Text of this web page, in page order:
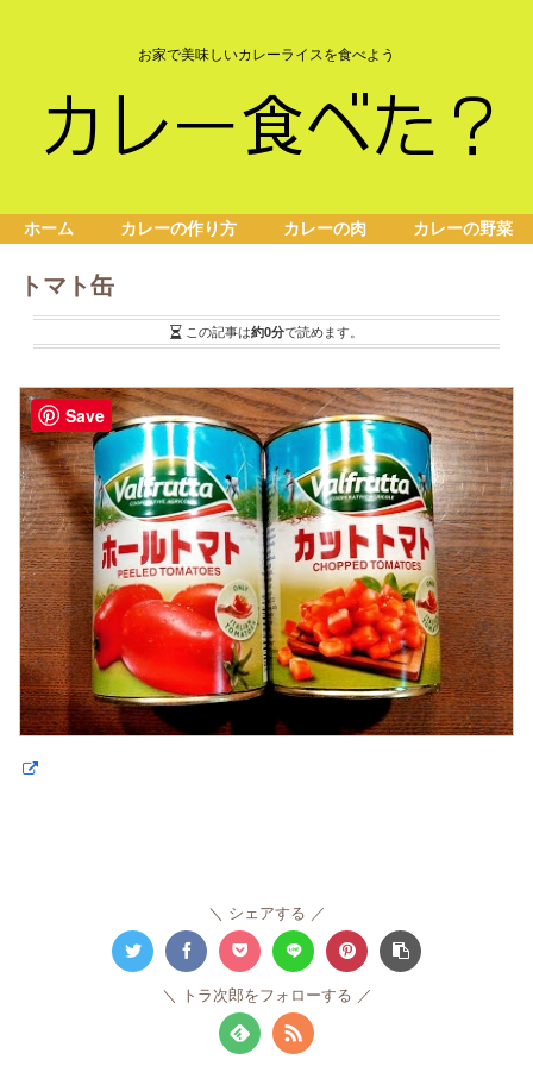
お家で美味しいカレーライスを食べよう
ホーム カレーの作り方 カレーの肉 カレーの野菜
トマト缶
この記事は約0分で読めます。
シェアする
トラ次郎をフォローする
Save